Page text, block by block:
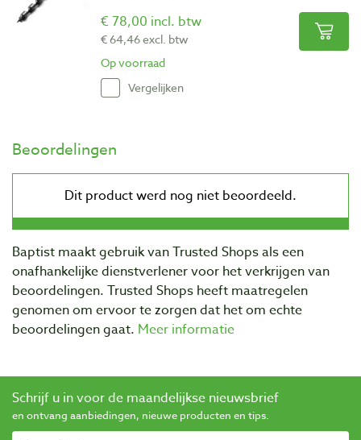
€ 78,00 incl. btw
€ 64,46 excl. btw
Op voorraad
Vergelijken
Beoordelingen
Baptist maakt gebruik van Trusted Shops als een
onafhankelijke dienstverlener voor het verkrijgen van
beoordelingen. Trusted Shops heeft maatregelen
genomen om ervoor te zorgen dat het om echte
beoordelingen gaat. Meer informatie
Schrijf u in voor de maandelijkse nieuwsbrief
en ontvang aanbiedingen, nieuwe producten en tips.